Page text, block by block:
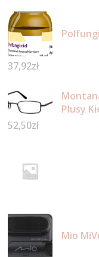
37,92zł
Plusy
52,50zł
Mio